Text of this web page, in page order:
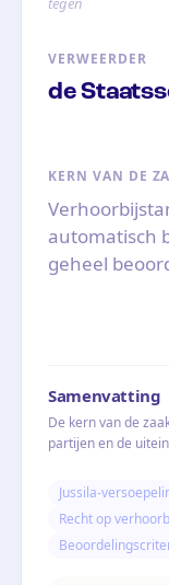
VERWEERDER
de
KERN VAN DE
automatisch
geheel
Samenvatting
De kern van de
partijen en de
Jussila-
Recht op